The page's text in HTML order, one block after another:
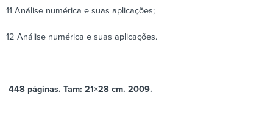
11 Análise numérica e suas aplicações;
12 Análise numérica e suas aplicações.
448 páginas. Tam: 21×28 cm. 2009.